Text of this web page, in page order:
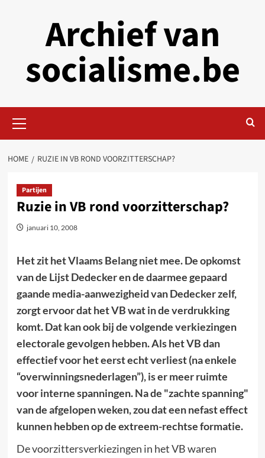
Archief van
socialisme.be
Menu
HOME RUZIE IN VB ROND VOORZITTERSCHAP?
Partijen
Ruzie in VB rond voorzitterschap?
januari 10, 2008
Het zit het Vlaams Belang niet mee. De opkomst
van de Lijst Dedecker en de daarmee gepaard
gaande media-aanwezigheid van Dedecker zelf,
zorgt ervoor dat het VB wat in de verdrukking
komt. Dat kan ook bij de volgende verkiezingen
electorale gevolgen hebben. Als het VB dan
effectief voor het eerst echt verliest (na enkele
“overwinningsnederlagen”), is er meer ruimte
voor interne spanningen. Na de "zachte spanning"
van de afgelopen weken, zou dat een nefast effect
kunnen hebben op de extreem-rechtse formatie.
De voorzittersverkiezingen in het VB waren